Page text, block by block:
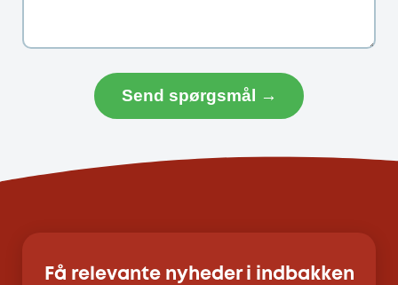
Send spørgsmål →
Få relevante nyheder i indbakken